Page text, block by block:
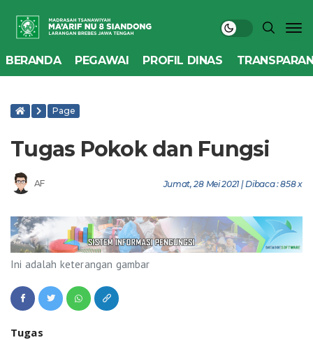
BERANDA PEGAWAI PROFIL DINAS
Page
Tugas Pokok dan Fungsi
AF Jumat, 28 Mei 2021 | Dibaca : 858 x
Ini adalah keterangan gambar
Tugas